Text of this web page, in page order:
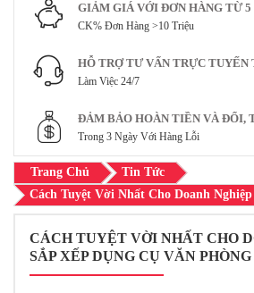
GIẢM GIÁ VỚI ĐƠN HÀNG TỪ
CK% Đơn Hàng >10 Triệu
HỖ TRỢ TƯ VẤN TRỰC TUYẾN
Làm Việc 24/7
ĐẢM BẢO HOÀN TIỀN VÀ ĐỔI,
Trong 3 Ngày Với Hàng Lỗi
Trang Chủ
Tin Tức
Cách Tuyệt Vời Nhất Cho Doanh
CÁCH TUYỆT VỜI NHẤT CHO
SẮP XẾP DỤNG CỤ VĂN